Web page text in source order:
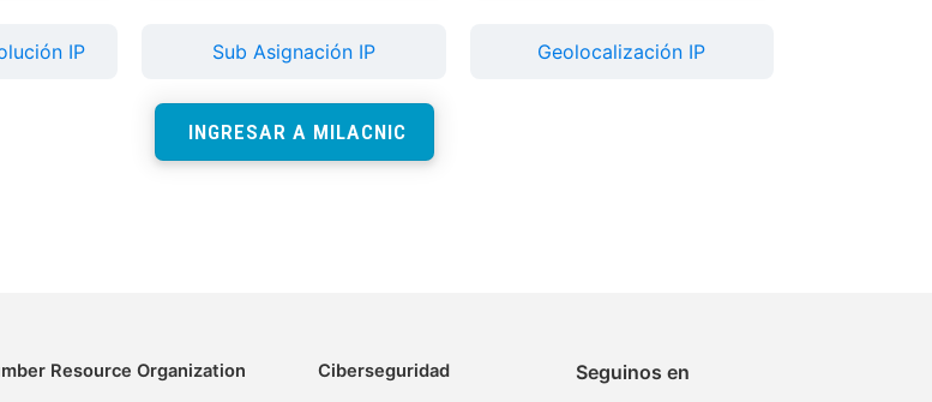
IP Sub Asignación IP Geolocalización IP
INGRESAR A MILACNIC
Resource Organization
Ciberseguridad
Seguinos en